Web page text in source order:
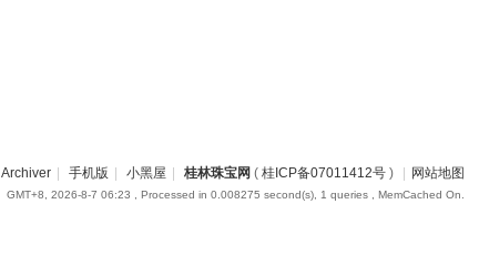
Archiver 手机版 小黑屋 桂林珠宝网 ( 桂ICP备07011412号) 网站地图
GMT+8, 2026-8-7 06:23 , Processed in 0.008275 second(s), 1 queries , MemCached On.